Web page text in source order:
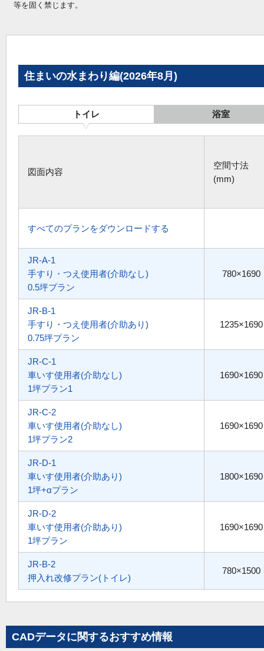
等を固く禁じます。
住まいの水まわり編(2026年8月)
トイレ 浴室
図面内容
空間寸法
(mm)
すべてのプランをダウンロードする
JR-A-1
手すり・つえ使用者(介助なし)
0.5坪プラン
780×1690
JR-B-1
手すり・つえ使用者(介助あり)
0.75坪プラン
1235×1690
JR-C-1
車いす使用者(介助なし)
1坪プラン1
1690×1690
JR-C-2
車いす使用者(介助なし)
1坪プラン2
1690×1690
JR-D-1
車いす使用者(介助あり)
1坪+αプラン
1800×1690
JR-D-2
車いす使用者(介助あり)
1坪プラン
1690×1690
JR-B-2
押入れ改修プラン(トイレ)
780×1500
CADデータに関するおすすめ情報